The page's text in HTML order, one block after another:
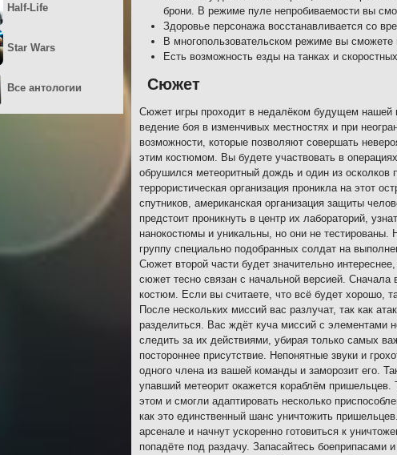
брони. В режиме пуле непробиваемости вы
Здоровье персонажа восстанавливается со
В многопользовательском режиме вы сможете
Есть возможность езды на танках и
Сюжет
Сюжет игры проходит в недалёком будущем
ведение боя в изменчивых местностях и при
возможности, которые позволяют совершать
этим костюмом. Вы будете участвовать в
обрушился метеоритный дождь и один из осколков
террористическая организация проникла на этот
спутников, американская организация защиты
предстоит проникнуть в центр их лабораторий,
нанокостюмы и уникальны, но они не тестированы.
группу специально подобранных солдат на
Сюжет второй части будет значительно
сюжет тесно связан с начальной версией.
костюм. Если вы считаете, что всё будет хорошо,
После нескольких миссий вас разлучат, так как
разделиться. Вас ждёт куча миссий с элементами
следить за их действиями, убирая только самых
постороннее присутствие. Непонятные звуки и
одного члена из вашей команды и заморозит его.
упавший метеорит окажется кораблём
этом и смогли адаптировать несколько
как это единственный шанс уничтожить
арсенале и начнут ускоренно готовиться к
попадёте под раздачу. Запасайтесь
Half-Life
Star Wars
Все антологии